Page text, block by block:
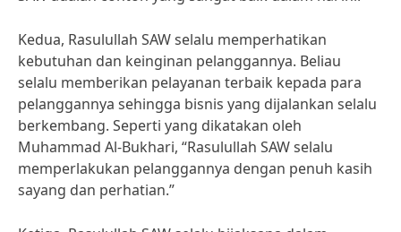
Kedua, Rasulullah SAW selalu memperhatikan
kebutuhan dan keinginan pelanggannya. Beliau
selalu memberikan pelayanan terbaik kepada para
pelanggannya sehingga bisnis yang dijalankan selalu
berkembang. Seperti yang dikatakan oleh
Muhammad Al-Bukhari, “Rasulullah SAW selalu
memperlakukan pelanggannya dengan penuh kasih
sayang dan perhatian.”